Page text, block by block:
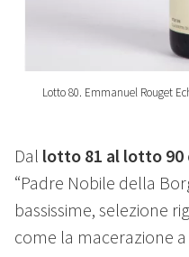
Lotto 80. Emmanuel Rouget
Dal lotto 81 al lotto 90
“Padre Nobile della
bassissime, selezione
come la macerazione